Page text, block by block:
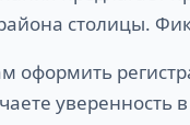
столицы.
уверенность